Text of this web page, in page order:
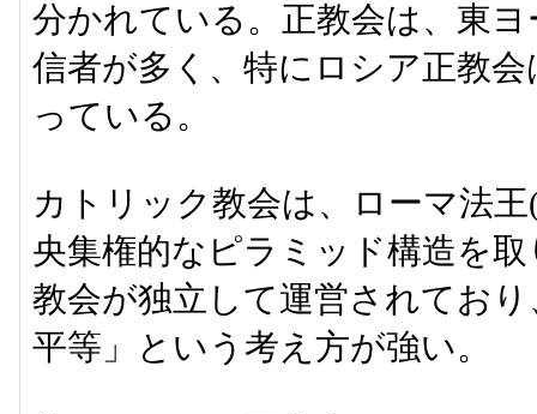
分かれている。正教会は、東
信者が多く、特にロシア正教
っている。
カトリック教会は、ローマ法
央集権的なピラミッド構造を
教会が独立して運営されてお
平等」という考え方が強い。